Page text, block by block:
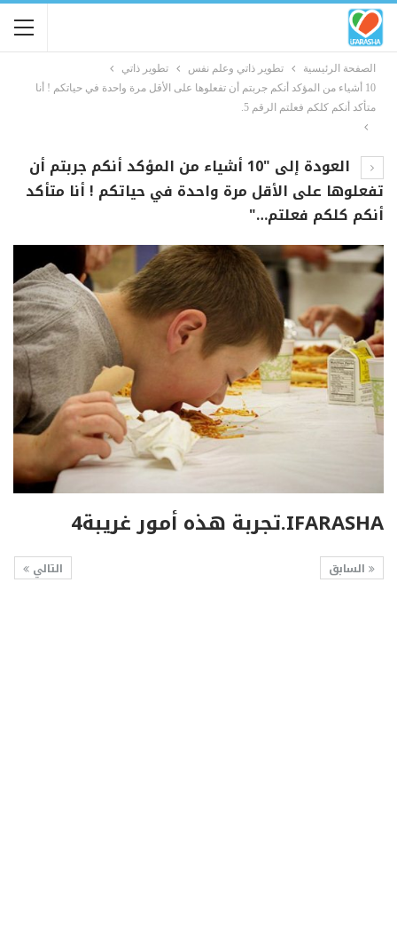
الصفحة الرئيسية تطوير ذاتي وعلم نفس
تطوير ذاتي
10 أشياء من المؤكد أنكم جربتم أن تفعلوها على الأقل مرة واحدة في حياتكم ! أنا
متأكد أنكم كلكم فعلتم الرقم 5.
العودة إلى "10 أشياء من المؤكد أنكم جربتم أن
تفعلوها على الأقل مرة واحدة في حياتكم ! أنا متأكد
أنكم كلكم فعلتم…"
IFARASHA.تجربة هذه أمور غريبة4
التالي السابق